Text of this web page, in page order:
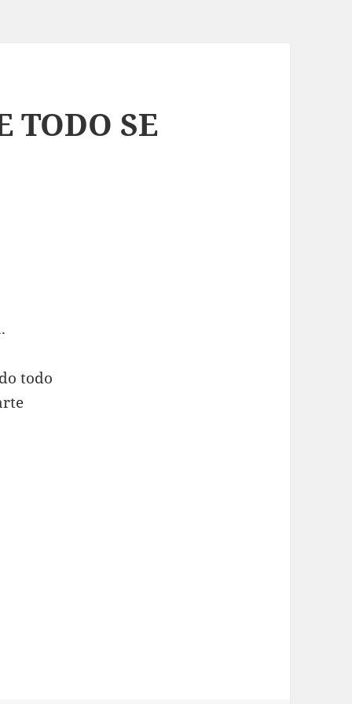
TODO SE
todo